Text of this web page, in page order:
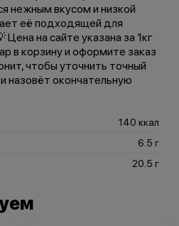
нежным вкусом и низкой
её подходящей для
Цена на сайте указана за 1кг
в корзину и оформите заказ
чтобы уточнить точный
назовёт окончательную
140 ккал
6.5 г
20.5 г